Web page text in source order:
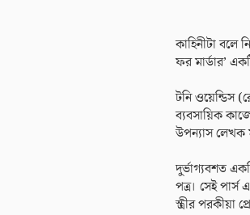
কাহিনীটা বলে
ফর মার্ডার’
টনি ওয়েন্ডিস
ব্যবসায়িক
উপন্যাস লেখক
দুর্ভাগ্যবশত
পত্র। সেই
স্ত্রীর পরকীয়া